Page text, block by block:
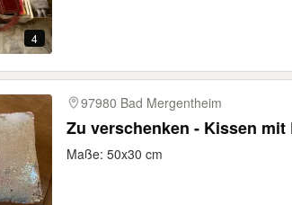
4
97980 Bad Mergentheim
Zu verschenken - Kissen mit
Maße: 50x30 cm